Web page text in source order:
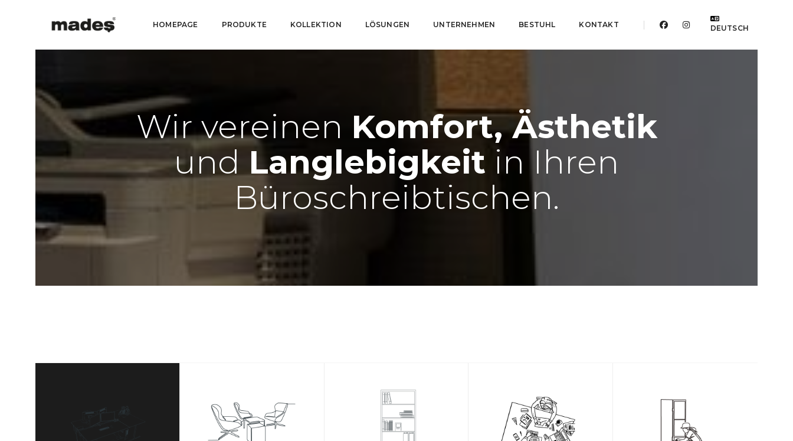
HOMEPAGE PRODUKTE KOLLEKTION LÖSUNGEN UNTERNEHMEN BESTUHL KONTAKT DEUTSCH
Wir vereinen Komfort, Ästhetik
und Langlebigkeit in Ihren
Büroschreibtischen.